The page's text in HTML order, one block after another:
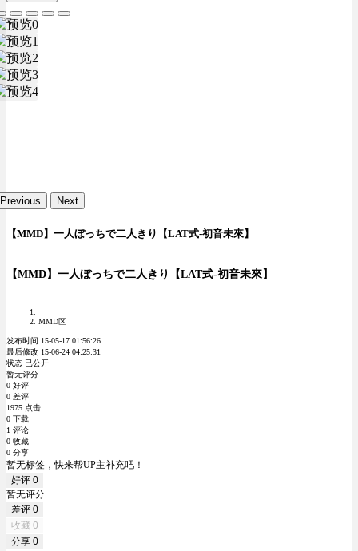
Previous Next
【MMD】一人ぼっちで二人きり【LAT式-初音未來】
【MMD】一人ぼっちで二人きり【LAT式-初音未來】
MMD区
发布时间 15-05-17 01:56:26
最后修改 15-06-24 04:25:31
状态 已公开
暂无评分
0 好评
0 差评
1975 点击
0 下载
1 评论
0 收藏
0 分享
暂无标签，快来帮UP主补充吧！
好评 0
暂无评分
差评 0
收藏 0
分享 0